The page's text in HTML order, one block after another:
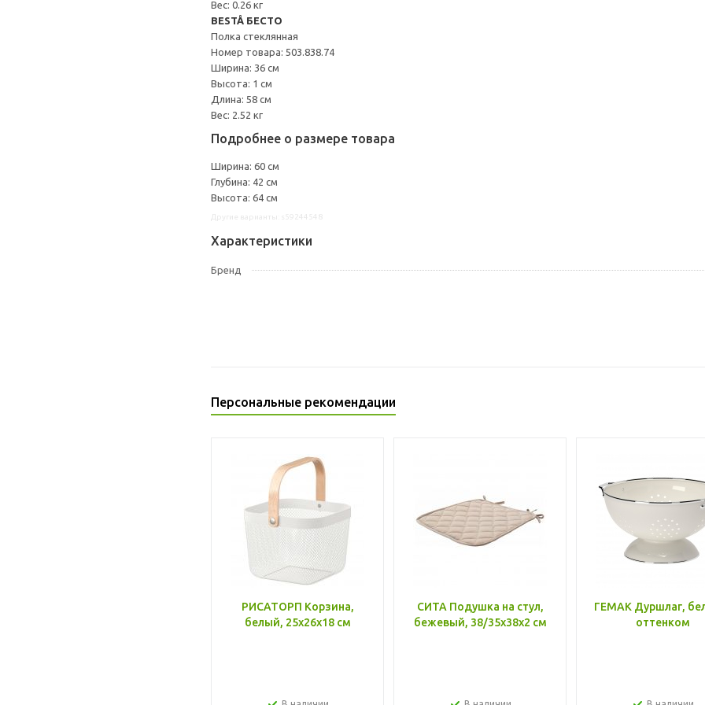
Вес: 0.26 кг
BESTÅ БЕСТО
Полка стеклянная
Номер товара: 503.838.74
Ширина: 36 см
Высота: 1 см
Длина: 58 см
Вес: 2.52 кг
Подробнее о размере товара
Ширина: 60 см
Глубина: 42 см
Высота: 64 см
Характеристики
Бренд
Персональные рекомендации
РИСАТОРП Корзина,
белый, 25x26x18 см
СИТА Подушка на стул,
бежевый, 38/35x38x2 см
ГЕМАК Дуршлаг,
оттенком